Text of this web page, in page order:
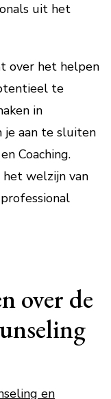
uit het
over het helpen
te
in
je aan te sluiten
Coaching.
welzijn van
over de
en